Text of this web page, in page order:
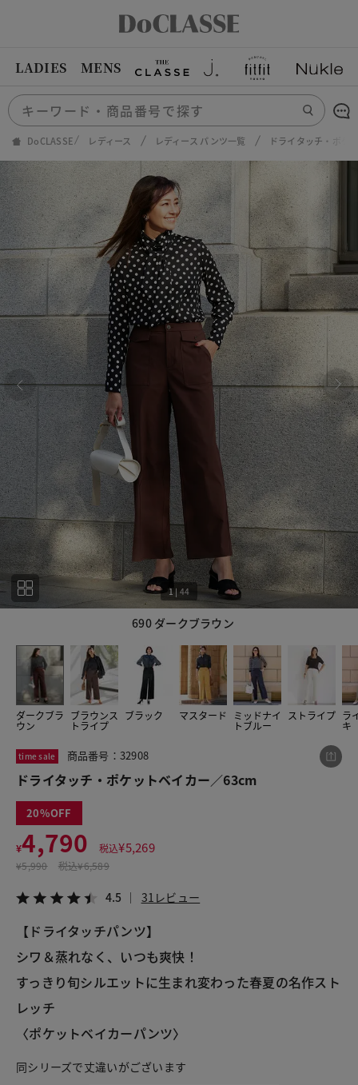
LADIES MENS
DoCLASSE レディース レディース パンツ一覧 ドライタッチ・ポケ
690 ダークブラウン
1| 44
ダークブラ
ウン
ブラウンス
トライプ
ブラック マスタード ミッドナイ
トブルー
ストライプ ラ
キ
44
time sale 商品番号：32908
ドライタッチ・ポケットベイカー／63cm
20
¥4,790 税込¥5,269
¥5,990 税込¥6,589
4.5 31レビュー
【ドライタッチパンツ】
シワ＆蒸れなく、いつも爽快！
すっきり旬シルエットに生まれ変わった春夏の名作スト
レッチ
〈ポケットベイカーパンツ〉
同シリーズで丈違いがございます
この商品をシェアする
¥4,790
税込¥5,269
LINE X